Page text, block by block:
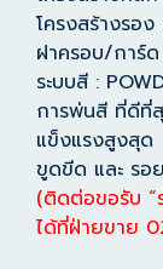
โครงสร้างรอ
ฝาครอบ/การ์
ระบบสี :
การพ่นสี ที่ดีที่
แข็งแรงสูงสุ
ขูดขีด และ รอ
(ติดต่อขอรับ “
ได้ที่ฝ่ายขาย